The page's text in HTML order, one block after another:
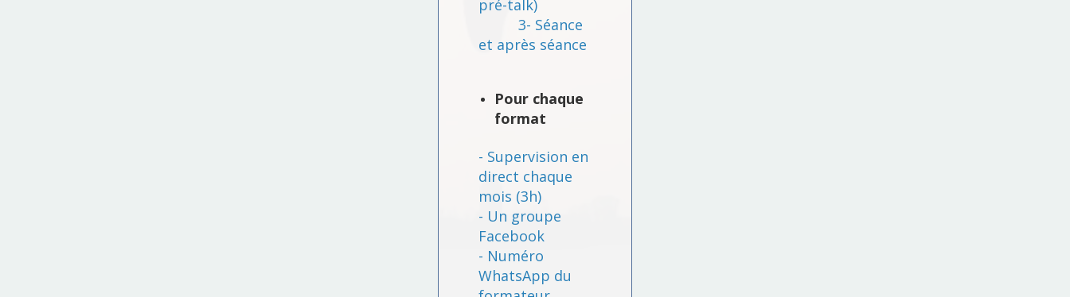
pré-talk)
3- Séance
et après séance
Pour chaque
format
- Supervision en
direct chaque
mois (3h)
- Un groupe
Facebook
- Numéro
WhatsApp du